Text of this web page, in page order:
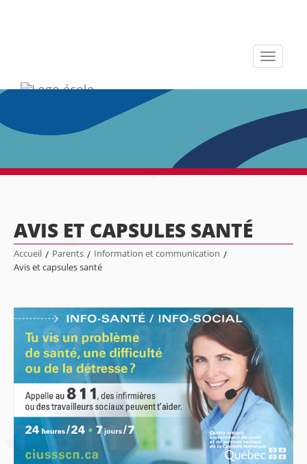
Toggle
AVIS ET CAPSULES SANTÉ
Accueil / Parents / Information et communication /
Avis et capsules santé